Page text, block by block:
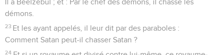
Il a Béelzébul ; et : Par le chef des démons, il chasse les
démons.
23 Et les ayant appelés, il leur dit par des paraboles :
Comment Satan peut-il chasser Satan ?
24